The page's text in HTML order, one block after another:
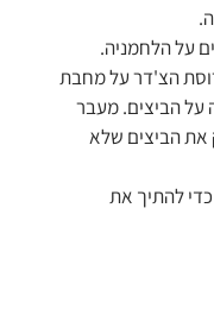
על הלחמניה.
הצ'דר על מחבת
על הביצים. מעבר
הביצים שלא
להתיך את